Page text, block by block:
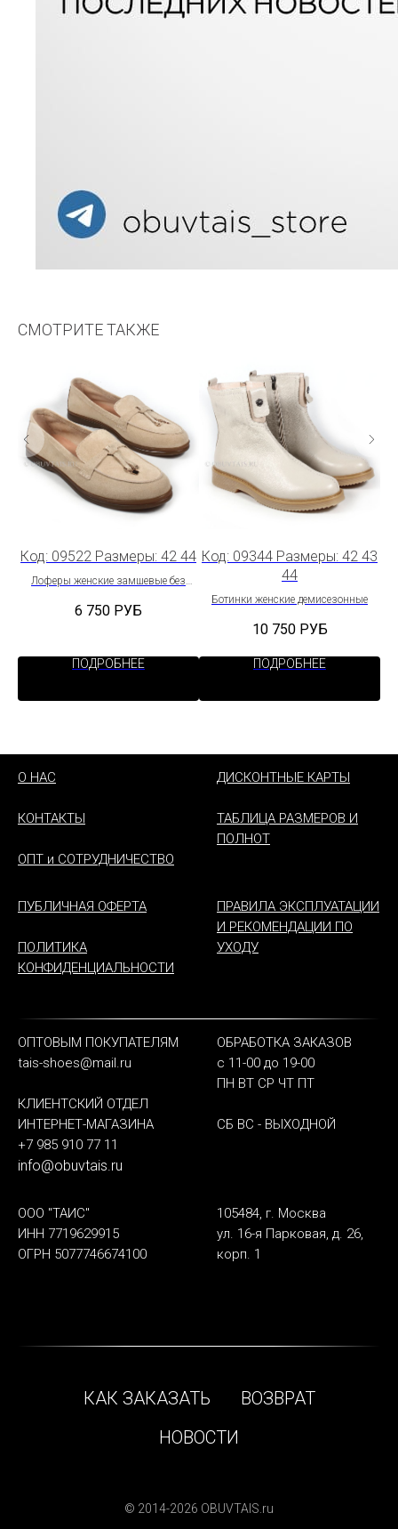
СМОТРИТЕ ТАКЖЕ
Код: 09522 Размеры: 42 44
Лоферы женские замшевые без
6 750 РУБ
ПОДРОБНЕЕ
Код: 09344 Размеры: 42 43
44
Ботинки женские демисезонные
10 750 РУБ
ПОДРОБНЕЕ
О НАС
КОНТАКТЫ
ОПТ и СОТРУДНИЧЕСТВО
ДИСКОНТНЫЕ КАРТЫ
ТАБЛИЦА РАЗМЕРОВ И
ПОЛНОТ
ПУБЛИЧНАЯ ОФЕРТА
ПОЛИТИКА
КОНФИДЕНЦИАЛЬНОСТИ
ПРАВИЛА ЭКСПЛУАТАЦИИ
И РЕКОМЕНДАЦИИ ПО
УХОДУ
ОПТОВЫМ ПОКУПАТЕЛЯМ
tais-shoes@mail.ru
КЛИЕНТСКИЙ ОТДЕЛ
ИНТЕРНЕТ-МАГАЗИНА
+7 985 910 77 11
info@obuvtais.ru
ОБРАБОТКА ЗАКАЗОВ
с 11-00 до 19-00
ПН ВТ СР ЧТ ПТ
СБ ВС - ВЫХОДНОЙ
ООО "ТАИС"
ИНН 7719629915
ОГРН 5077746674100
105484, г. Москва
ул. 16-я Парковая, д. 26,
корп. 1
КАК ЗАКАЗАТЬ
ВОЗВРАТ
НОВОСТИ
© 2014-2026 OBUVTAIS.ru